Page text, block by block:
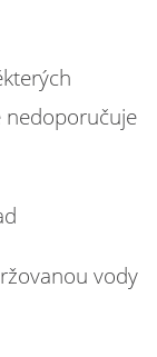
nedoporučuje
vody